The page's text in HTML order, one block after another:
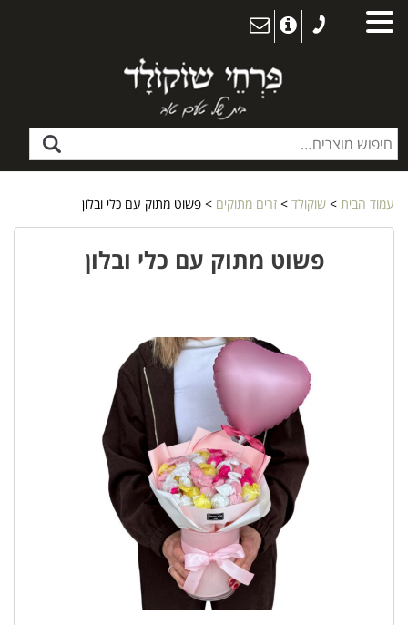
עמוד הבית > שוקולד > זרים מתוקים > פשוט מתוק עם כלי ובלון
פשוט מתוק עם כלי ובלון